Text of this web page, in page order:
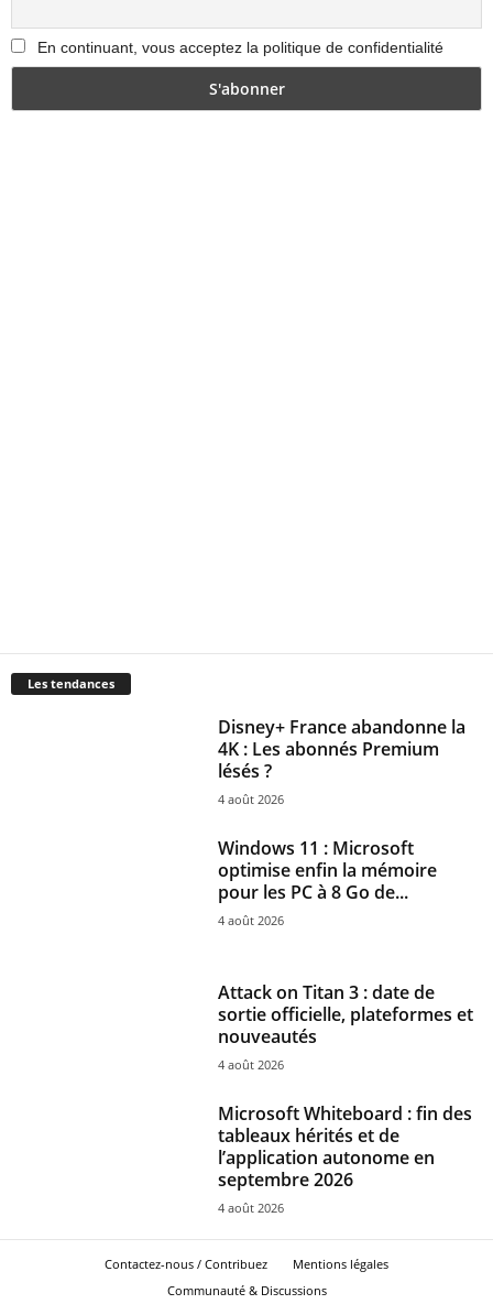
En continuant, vous acceptez la politique de confidentialité
Les tendances
Disney+ France abandonne la
4K : Les abonnés Premium
lésés ?
4 août 2026
Windows 11 : Microsoft
optimise enfin la mémoire
pour les PC à 8 Go de...
4 août 2026
Attack on Titan 3 : date de
sortie officielle, plateformes et
nouveautés
4 août 2026
Microsoft Whiteboard : fin des
tableaux hérités et de
l’application autonome en
septembre 2026
4 août 2026
Contactez-nous / Contribuez
Mentions légales
Communauté & Discussions